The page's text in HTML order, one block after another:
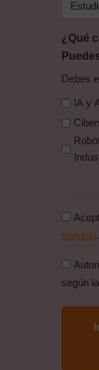
¿Qué
Debes
IA y
Robótica y
*
servicio.
politica
según la